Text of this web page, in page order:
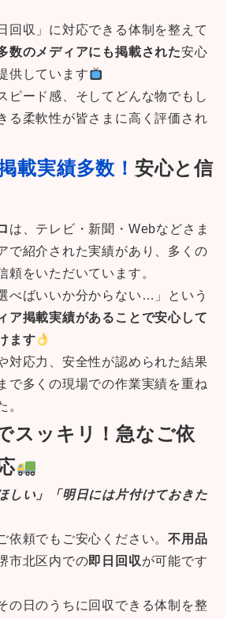
回収」に対応できる体制を整えて
数のメディアにも掲載された安心
供しています
ピード感、そしてどんな物でもし
る柔軟性が皆さまに高く評価され
載実績多数！ 安心と信
は、テレビ・新聞・Webなどさま
で紹介された実績があり、多くの
頼をいただいています。
べばいいか分からない…」という
ア掲載実績があることで安心して
ます
対応力、安全性が認められた結果
で多くの現場での作業実績を重ね
。
スッキリ！急なご依
しい」「明日には片付けておきた
依頼でもご安心ください。不用品
市北区内での即日回収 が可能です
の日のうちに回収できる体制を整